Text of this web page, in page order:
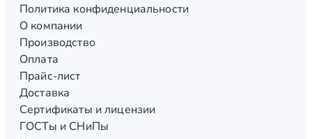
Политика конфиденциальности
О компании
Производство
Оплата
Прайс-лист
Доставка
Сертификаты и лицензии
ГОСТы и СНиПы